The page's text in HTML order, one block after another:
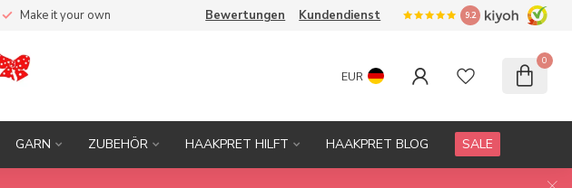
Make it your own Bewertungen Kundendienst 9.2
EUR
0
GARN ZUBEHÖR HAAKPRET HILFT HAAKPRET BLOG SALE